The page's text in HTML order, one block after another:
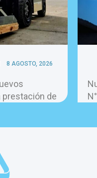
8 AGOSTO, 2026
de